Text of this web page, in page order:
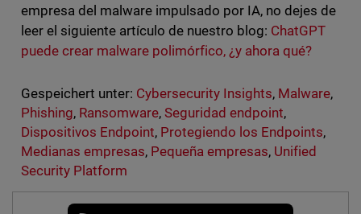
empresa del malware impulsado por IA, no dejes de
leer el siguiente artículo de nuestro blog: ChatGPT
puede crear malware polimórfico, ¿y ahora qué?
Gespeichert unter: Cybersecurity Insights, Malware,
Phishing, Ransomware, Seguridad endpoint,
Dispositivos Endpoint, Protegiendo los Endpoints,
Medianas empresas, Pequeña empresas, Unified
Security Platform